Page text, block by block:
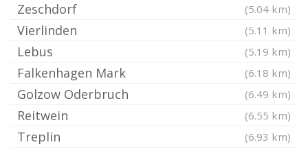
Zeschdorf (5.04 km)
Vierlinden (5.11 km)
Lebus (5.19 km)
Falkenhagen Mark (6.18 km)
Golzow Oderbruch (6.49 km)
Reitwein (6.55 km)
Treplin (6.93 km)